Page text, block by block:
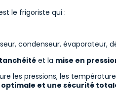
le frigoriste qui :
condenseur, évaporateur,
et la mise en
les pressions, les
et une sécurité